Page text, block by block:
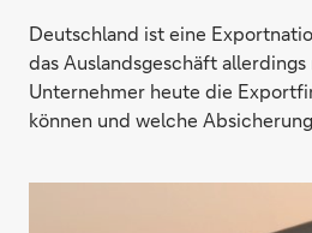
Deutschland ist eine
das Auslandsgeschäft
Unternehmer heute die
können und welche